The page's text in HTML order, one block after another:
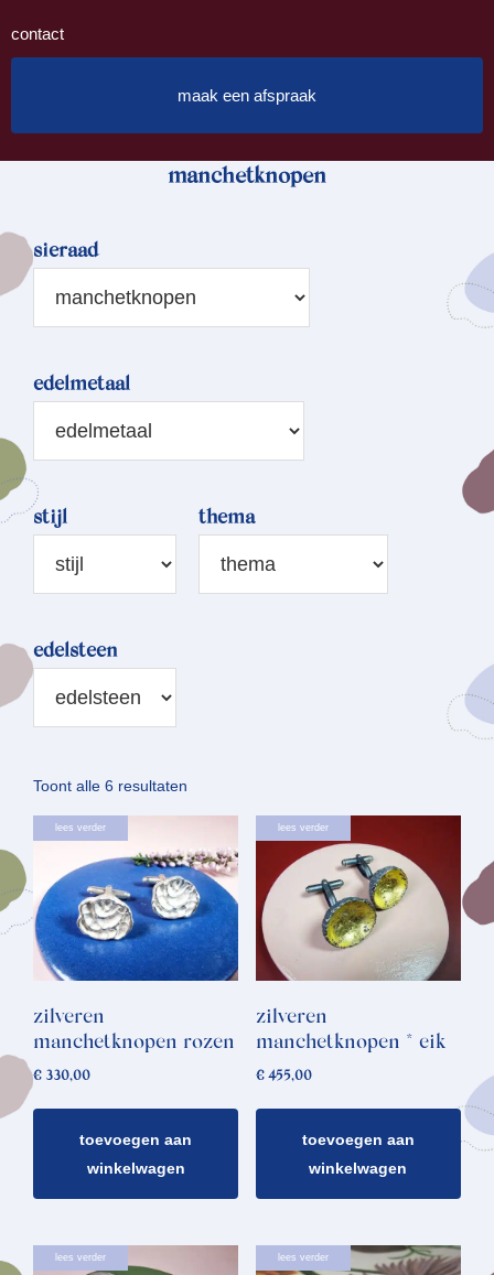
contact
maak een afspraak
manchetknopen
sieraad
edelmetaal
stijl thema
edelsteen
Toont alle 6 resultaten
op
lees verder
zilveren
manchetknopen rozen
€ 330,00
toevoegen aan
winkelwagen
lees verder
zilveren
manchetknopen * eik
€455,00
toevoegen aan
winkelwagen
lees verder lees verder